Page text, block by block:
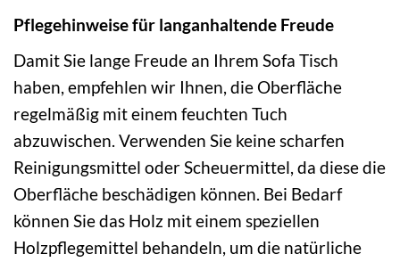
Pflegehinweise für langanhaltende Freude
Damit Sie lange Freude an Ihrem Sofa Tisch
haben, empfehlen wir Ihnen, die Oberfläche
regelmäßig mit einem feuchten Tuch
abzuwischen. Verwenden Sie keine scharfen
Reinigungsmittel oder Scheuermittel, da diese die
Oberfläche beschädigen können. Bei Bedarf
können Sie das Holz mit einem speziellen
Holzpflegemittel behandeln, um die natürliche